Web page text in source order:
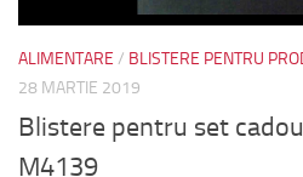
ALIMENTARE / BLISTERE PENTRU
28 MARTIE 2019
Blistere pentru set
M4139